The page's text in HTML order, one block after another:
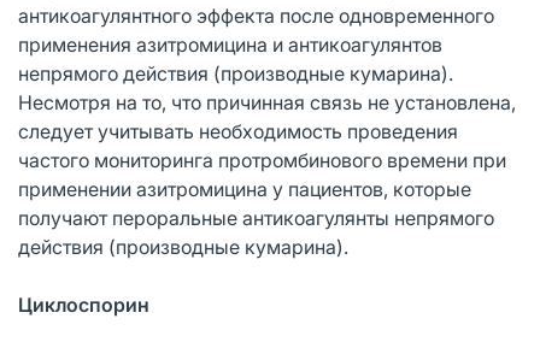
антикоагулянтного эффекта после одновременного
применения азитромицина и антикоагулянтов
непрямого действия (производные кумарина).
Несмотря на то, что причинная связь не установлена,
следует учитывать необходимость проведения
частого мониторинга протромбинового времени при
применении азитромицина у пациентов, которые
получают пероральные антикоагулянты непрямого
действия (производные кумарина).
Циклоспорин